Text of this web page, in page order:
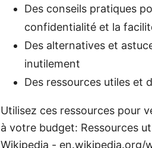
Des conseils pratiques
confidentialité et la
Des alternatives et
inutilement
Des ressources utiles et
Utilisez ces ressources pour
à votre budget: Ressources
Wikipedia - en.wikipedia.org/